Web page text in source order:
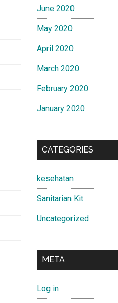
June 2020
May 2020
April 2020
March 2020
February 2020
January 2020
CATEGORIES
kesehatan
Sanitarian Kit
Uncategorized
META
Log in